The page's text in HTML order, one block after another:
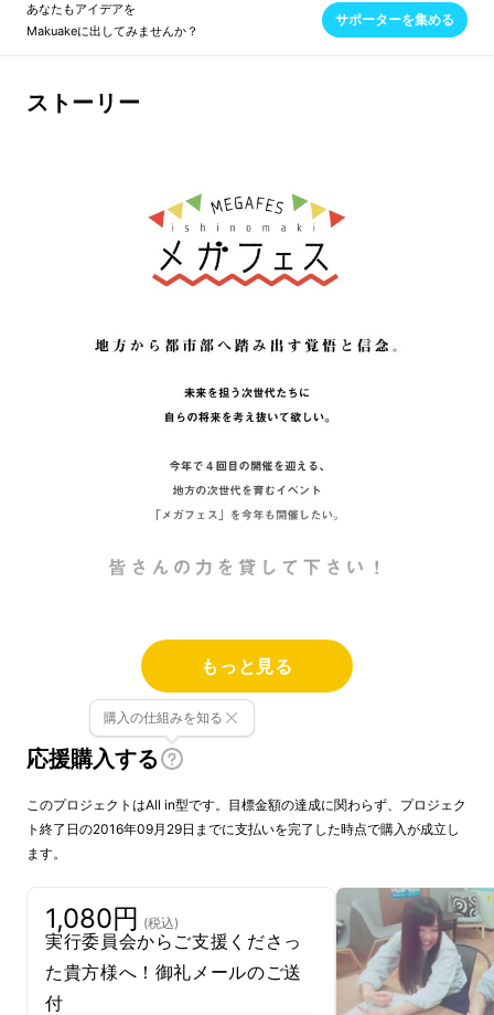
あなたもアイデアを
Makuakeに出してみませんか？
サポーターを集める
ストーリー
はじめまして。メガフェス主催元法人(一
社)management office ニュー代表理事の兼
子です！
私は2年半の上京経験後、故郷の石巻市にて復
興や先進の社会課題に奔走する地元の人たちの
小さくとも力となりたいと帰郷し、(特非)石巻
復興支援ネットワークへと参画させて頂きまし
た。その事業を通して見えることや私自身とし
て感じたことがきっかけで個人でイベントを開
催し、現在まででたくさんの方々に支えられる
イベントと大成長を遂げました。
もっと見る
応援購入する
購入の仕組みを知る
このプロジェクトはAll in型です。目標金額の達成に関わらず、プロジェク
ト終了日の2016年09月29日までに支払いを完了した時点で購入が成立し
ます。
1,080円 (税込)
実行委員会からご支援くださっ
た貴方様へ！御礼メールのご送
付